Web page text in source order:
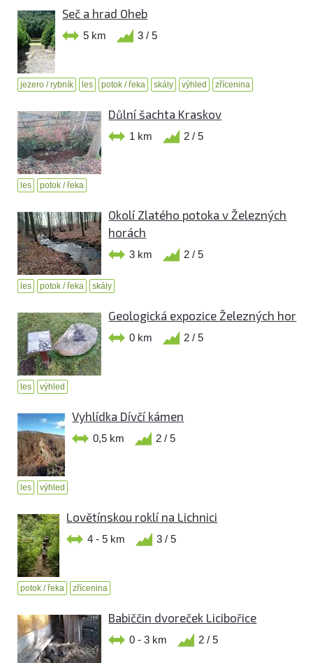
Seč a hrad Oheb
5 km 3 / 5
jezero / rybník les potok / řeka skály výhled zřícenina
Důlní šachta Kraskov
1 km 2 / 5
les potok / řeka
Okolí Zlatého potoka v Železných
horách
3 km 2 / 5
les potok / řeka skály
Geologická expozice Železných hor
0 km 2 / 5
les výhled
Vyhlídka Dívčí kámen
0,5 km 2 / 5
les výhled
Lovětínskou roklí na Lichnici
4 - 5 km 3 / 5
potok / řeka zřícenina
Babiččin dvoreček Licibořice
0 - 3 km 2 / 5